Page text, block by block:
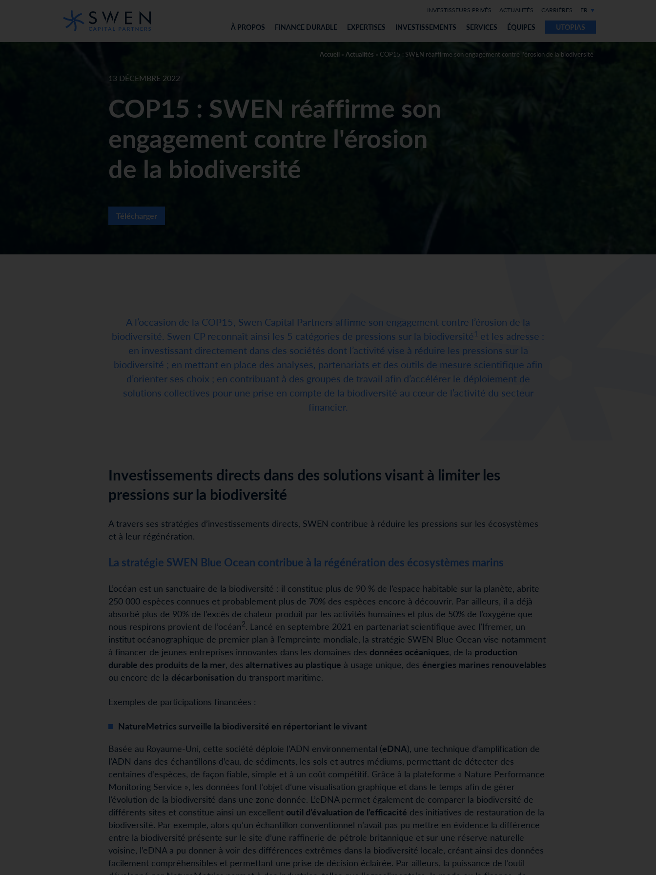
INVESTISSEURS PRIVÉS ACTUALITÉS CARRIÈRES FR
À PROPOS FINANCE DURABLE EXPERTISES INVESTISSEMENTS SERVICES ÉQUIPES UTOPIAS
13 DÉCEMBRE 2022
COP15 : SWEN réaffirme son
engagement contre l'érosion
de la biodiversité
Télécharger
Accueil » Actualités » COP15 : SWEN réaffirme son engagement contre l’érosion de la biodiversité
A l’occasion de la COP15, Swen Capital Partners affirme son engagement contre l’érosion de la
biodiversité. Swen CP reconnaît ainsi les 5 catégories de pressions sur la biodiversité1 et les adresse :
en investissant directement dans des sociétés dont l’activité vise à réduire les pressions sur la
biodiversité ; en mettant en place des analyses, partenariats et des outils de mesure scientifique afin
d’orienter ses choix ; en contribuant à des groupes de travail afin d’accélérer le déploiement de
solutions collectives pour une prise en compte de la biodiversité au cœur de l’activité du secteur
financier.
Investissements directs dans des solutions visant à limiter les
pressions sur la biodiversité
A travers ses stratégies d’investissements directs, SWEN contribue à réduire les pressions sur les écosystèmes
et à leur régénération.
La stratégie SWEN Blue Ocean contribue à la régénération des écosystèmes marins
L’océan est un sanctuaire de la biodiversité : il constitue plus de 90 % de l’espace habitable sur la planète, abrite
250 000 espèces connues et probablement plus de 70% des espèces encore à découvrir. Par ailleurs, il a déjà
absorbé plus de 90% de l’excès de chaleur produit par les activités humaines et plus de 50% de l’oxygène que
nous respirons provient de l’océan2. Lancé en septembre 2021 en partenariat scientifique avec l’Ifremer, un
institut océanographique de premier plan à l’empreinte mondiale, la stratégie SWEN Blue Ocean vise notamment
à financer de jeunes entreprises innovantes dans les domaines des données océaniques, de la production
durable des produits de la mer, des alternatives au plastique à usage unique, des énergies marines renouvelables
ou encore de la décarbonisation du transport maritime.
Exemples de participations financées :
NatureMetrics surveille la biodiversité en répertoriant le vivant
Basée au Royaume-Uni, cette société déploie l’ADN environnemental (eDNA), une technique d’amplification de
l’ADN dans des échantillons d’eau, de sédiments, les sols et autres médiums, permettant de détecter des
centaines d’espèces, de façon fiable, simple et à un coût compétitif. Grâce à la plateforme « Nature Performance
Monitoring Service », les données font l’objet d’une visualisation graphique et dans le temps afin de gérer
l’évolution de la biodiversité dans une zone donnée. L’eDNA permet également de comparer la biodiversité de
différents sites et constitue ainsi un excellent outil d’évaluation de l’efficacité des initiatives de restauration de la
biodiversité. Par exemple, alors qu’un échantillon conventionnel n’avait pas pu mettre en évidence la différence
entre la biodiversité présente sur le site d’une raffinerie de pétrole britannique et sur une réserve naturelle
voisine, l’eDNA a pu donner à voir des différences extrêmes dans la biodiversité locale, créant ainsi des données
facilement compréhensibles et permettant une prise de décision éclairée. Par ailleurs, la puissance de l’outil